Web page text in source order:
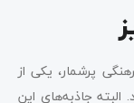
پرشمار، یکی از
جاذبه‌های این